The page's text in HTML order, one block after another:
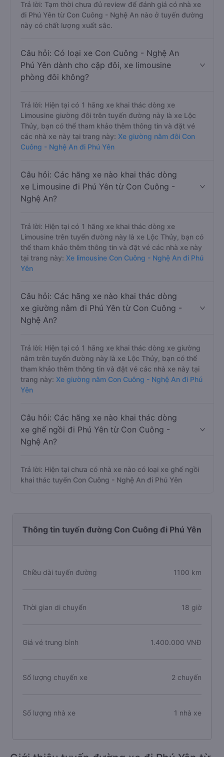
Trả lời: Tạm thời chưa đủ review để đánh giá có nhà xe
đi Phú Yên từ Con Cuông - Nghệ An nào ở tuyến đường
này có chất lượng xuất sắc.
Câu hỏi: Có loại xe Con Cuông - Nghệ An
Phú Yên dành cho cặp đôi, xe limousine
phòng đôi không?
Trả lời: Hiện tại có 1 hãng xe khai thác dòng xe
Limousine giường đôi trên tuyến đường này là xe Lộc
Thủy, bạn có thể tham khảo thêm thông tin và đặt vé
các nhà xe này tại trang này: Xe giường nằm đôi Con
Cuông - Nghệ An đi Phú Yên
Câu hỏi: Các hãng xe nào khai thác dòng
xe Limousine đi Phú Yên từ Con Cuông -
Nghệ An?
Trả lời: Hiện tại có 1 hãng xe khai thác dòng xe
Limousine trên tuyến đường này là xe Lộc Thủy, bạn có
thể tham khảo thêm thông tin và đặt vé các nhà xe này
tại trang này: Xe limousine Con Cuông - Nghệ An đi Phú
Yên
Câu hỏi: Các hãng xe nào khai thác dòng
xe giường nằm đi Phú Yên từ Con Cuông -
Nghệ An?
Trả lời: Hiện tại có 1 hãng xe khai thác dòng xe giường
nằm trên tuyến đường này là xe Lộc Thủy, bạn có thể
tham khảo thêm thông tin và đặt vé các nhà xe này tại
trang này: Xe giường nằm Con Cuông - Nghệ An đi Phú
Yên
Câu hỏi: Các hãng xe nào khai thác dòng
xe ghế ngồi đi Phú Yên từ Con Cuông -
Nghệ An?
Trả lời: Hiện tại chưa có nhà xe nào có loại xe ghế ngồi
khai thác tuyến Con Cuông - Nghệ An đi Phú Yên
Thông tin tuyến đường Con Cuông đi Phú Yên
Chiều dài tuyến đường 1100 km
Thời gian di chuyển 18 giờ
Giá vé trung bình 1.400.000 VNĐ
Số lượng chuyến xe 2 chuyến
Số lượng nhà xe 1 nhà xe